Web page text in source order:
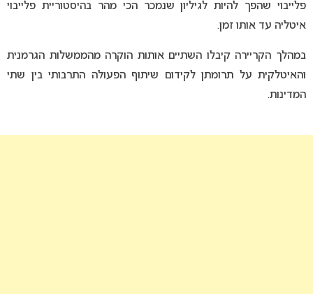
פלייבוי שהפך להיות לגיליון שנמכר הכי מהר בהיסטוריית פלייבוי
איטליה עד אותו זמן.
במהלך הקריירה קיבלו השתיים אותות הוקרה מהממשלות הגרמנית
והאיטלקית על תרומתן לקידום שיתוף הפעולה התרבותי בין שתי
המדינות.